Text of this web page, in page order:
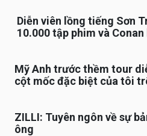
Diễn viên lồng tiếng Sơn
10.000 tập phim và Conan
Mỹ Anh trước thềm tour
cột mốc đặc biệt của tôi
ZILLI: Tuyên ngôn về sự
ông